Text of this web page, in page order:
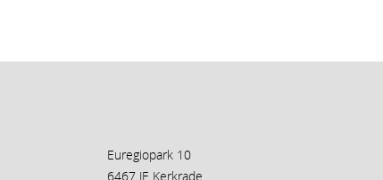
Euregiopark 10
6467 JE Kerkrade